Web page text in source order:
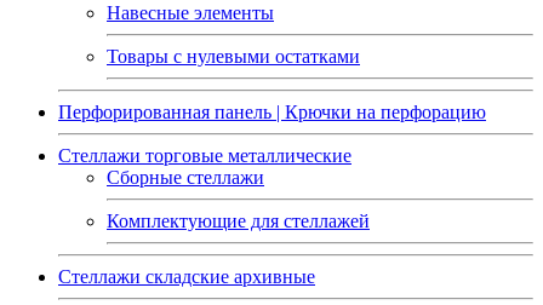
Навесные элементы
Товары с нулевыми остатками
Перфорированная панель | Крючки на перфорацию
Стеллажи торговые металлические
Сборные стеллажи
Комплектующие для стеллажей
Стеллажи складские архивные